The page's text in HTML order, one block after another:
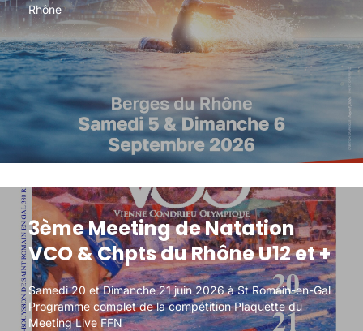
Rhône
Rhône
3ème Meeting de Natation
VCO & Chpts du Rhône U12 et +
Samedi 20 et Dimanche 21 juin 2026 à St Romain-en-Gal
Programme complet de la compétition Plaquette du
Meeting Live FFN
3ème Meeting de Natation
VCO & Chpts du Rhône U12 et +
Samedi 20 et Dimanche 21 juin 2026 à St Romain-en-Gal
Programme complet de la compétition Plaquette du
Meeting Live FFN